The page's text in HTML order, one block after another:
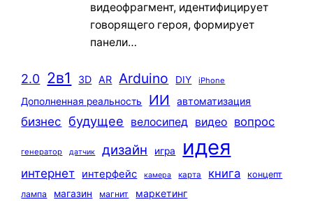
видеофрагмент, идентифицирует
говорящего героя, формирует
панели…
2.0 2в1 3D AR Arduino DIY iPhone
Дополненная реальность ИИ автоматизация
бизнес будущее велосипед видео вопрос
генератор датчик дизайн игра идея
интернет интерфейс камера карта книга
концепт
лампа
магазин магнит
маркетинг